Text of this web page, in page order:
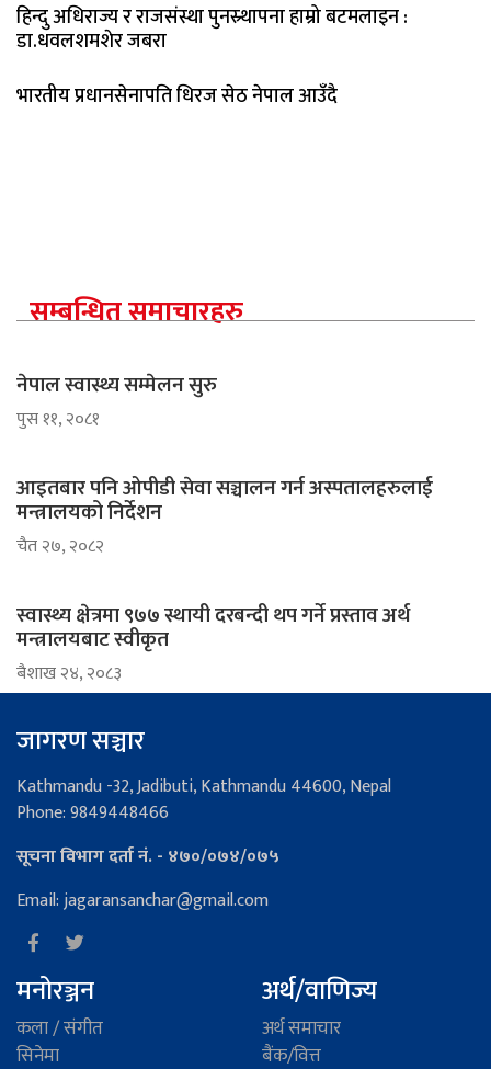
हिन्दु अधिराज्य र राजसंस्था पुनस्र्थापना हाम्रो बटमलाइन :
डा.धवलशमशेर जबरा
भारतीय प्रधानसेनापति धिरज सेठ नेपाल आउँदै
सम्बन्धित समाचारहरु
नेपाल स्वास्थ्य सम्मेलन सुरु
पुस ११, २०८१
आइतबार पनि ओपीडी सेवा सञ्चालन गर्न अस्पतालहरुलाई
मन्त्रालयको निर्देशन
चैत २७, २०८२
स्वास्थ्य क्षेत्रमा ९७७ स्थायी दरबन्दी थप गर्ने प्रस्ताव अर्थ
मन्त्रालयबाट स्वीकृत
ब‌ैशाख २४, २०८३
जागरण सञ्चार
Kathmandu -32, Jadibuti, Kathmandu 44600, Nepal
Phone: 9849448466
सूचना विभाग दर्ता नं. - ४७०/०७४/०७५
Email: jagaransanchar@gmail.com
मनोरञ्जन
कला / संगीत
सिनेमा
अर्थ/वाणिज्य
अर्थ समाचार
बैंक/वित्त